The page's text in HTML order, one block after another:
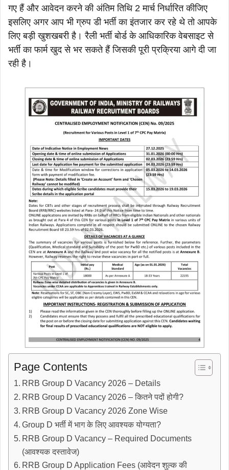
गए हैं और आवेदन करने की अंतिम तिथि 2 मार्च निर्धारित कीजिए
इसलिए अगर आप भी ग्रुप डी भर्ती का इंतजार कर रहे थे तो आपके
लिए बड़ी खुशखबरी है। रैली भर्ती बोर्ड के आधिकारिक वेबसाइट से
भर्ती का फार्म खुद से भर सकते हैं जिसकी पूरी प्रक्रिया आगे दी जा
रही है।
Page Contents
RRB Group D Vacancy 2026 – Details
RRB Group D Vacancy 2026 – कितने पदों होगी?
RRB Group D Vacancy 2026 Zone Wise
Group D भर्ती में भाग के लिए आवश्यक योग्यता?
RRB Group D Vacancy – Required Documents
(आवश्यक दस्तावेज)
RRB Group D Application Fees (आवेदन शुल्क की